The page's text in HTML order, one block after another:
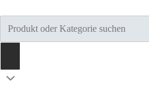
Products
search
Nach